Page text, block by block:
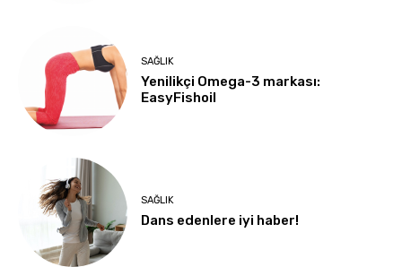
SAĞLIK
Yenilikçi Omega-3 markası:
EasyFishoil
SAĞLIK
Dans edenlere iyi haber!